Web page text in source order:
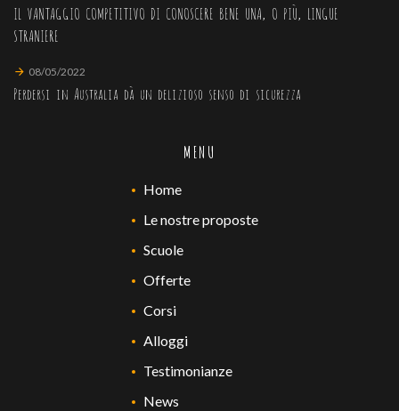
IL VANTAGGIO COMPETITIVO DI CONOSCERE BENE UNA, O PIÙ, LINGUE
STRANIERE
08/05/2022
Perdersi in Australia dà un delizioso senso di sicurezza
MENU
Home
Le nostre proposte
Scuole
Offerte
Corsi
Alloggi
Testimonianze
News